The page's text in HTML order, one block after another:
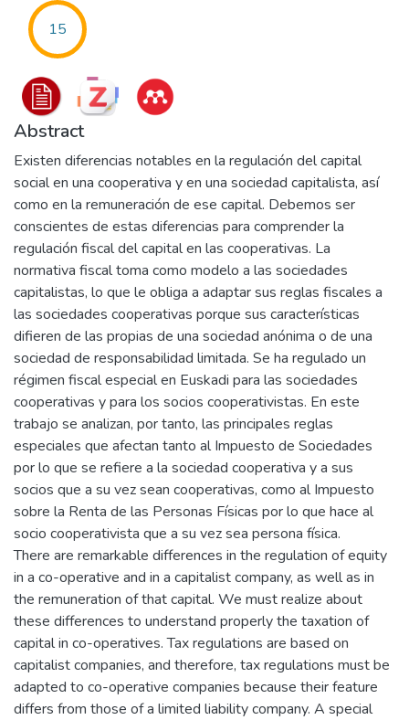
15
Abstract
Existen diferencias notables en la regulación del capital
social en una cooperativa y en una sociedad capitalista, así
como en la remuneración de ese capital. Debemos ser
conscientes de estas diferencias para comprender la
regulación fiscal del capital en las cooperativas. La
normativa fiscal toma como modelo a las sociedades
capitalistas, lo que le obliga a adaptar sus reglas fiscales a
las sociedades cooperativas porque sus características
difieren de las propias de una sociedad anónima o de una
sociedad de responsabilidad limitada. Se ha regulado un
régimen fiscal especial en Euskadi para las sociedades
cooperativas y para los socios cooperativistas. En este
trabajo se analizan, por tanto, las principales reglas
especiales que afectan tanto al Impuesto de Sociedades
por lo que se refiere a la sociedad cooperativa y a sus
socios que a su vez sean cooperativas, como al Impuesto
sobre la Renta de las Personas Físicas por lo que hace al
socio cooperativista que a su vez sea persona física.
There are remarkable differences in the regulation of equity
in a co-operative and in a capitalist company, as well as in
the remuneration of that capital. We must realize about
these differences to understand properly the taxation of
capital in co-operatives. Tax regulations are based on
capitalist companies, and therefore, tax regulations must be
adapted to co-operative companies because their feature
differs from those of a limited liability company. A special